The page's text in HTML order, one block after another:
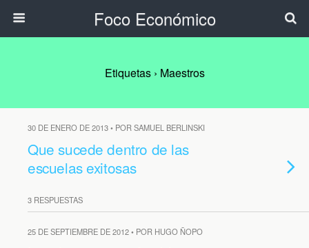
Foco Económico
Etiquetas › Maestros
30 DE ENERO DE 2013 • POR SAMUEL BERLINSKI
Que sucede dentro de las
escuelas exitosas
3 RESPUESTAS
25 DE SEPTIEMBRE DE 2012 • POR HUGO ÑOPO